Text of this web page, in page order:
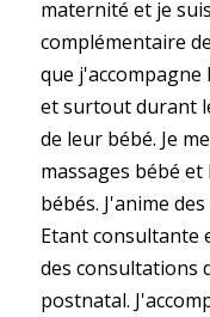
maternité et je
complémentaire
que
et surtout durant
de leur bébé. Je
massages bébé
bébés. J'anime
Etant consultante
des consultations
postnatal.